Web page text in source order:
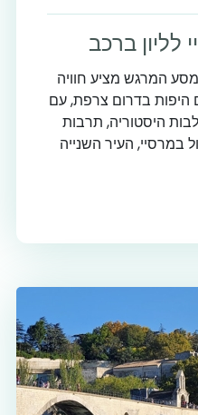
לליון ברכב
המרגש מציע חוויה
היפות בדרום צרפת, עם
היסטוריה, תרבות
במרסיי, העיר השנייה